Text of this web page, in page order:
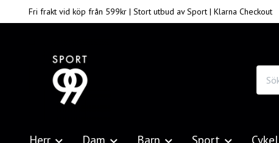
Fri frakt vid köp från 599kr | Stort utbud av Sport | Klarna Checkout
Herr Dam Barn Sport Cykel